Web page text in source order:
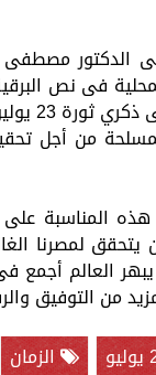
إلى الدكتور
وزير التنمية المحلية
لسيادتكم
من أجل
هذه المناسبة
لمصرنا
العالم أجمع
من التوفيق
الزمان